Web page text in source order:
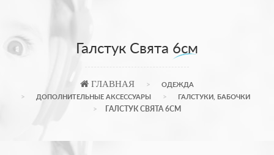
Галстук Свята 6см
ГЛАВНАЯ
ОДЕЖДА
ДОПОЛНИТЕЛЬНЫЕ АКСЕССУАРЫ
ГАЛСТУКИ, БАБОЧКИ
ГАЛСТУК СВЯТА 6СМ